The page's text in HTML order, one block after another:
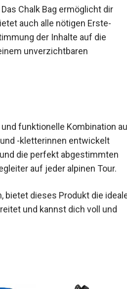
Chalk Bag ermöglicht dir
auch alle nötigen Erste-
der Inhalte auf die
unverzichtbaren
und funktionelle Kombination
und -kletterinnen entwickelt
die perfekt abgestimmten
auf jeder alpinen Tour.
bietet dieses Produkt die
und kannst dich voll